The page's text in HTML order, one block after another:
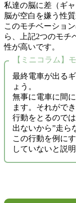
私達の脳に差（ギ
脳が空白を嫌う性
このモチベーショ
ら、上記2つのモチ
性が高いです。
【ミニコラム】
最終電車が出る
ょう。
無事に電車に間
ます。それがで
行動をとるので
出ないから”走ら
この行動を例に
していないと説